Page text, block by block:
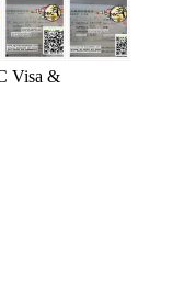
Visa &